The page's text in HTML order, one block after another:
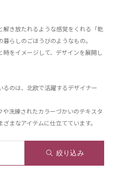
解き放たれるような感覚をくれる「乾
らしのごほうびのようなもの。
時をイメージして、デザインを展開し
るのは、北欧で活躍するデザイナー
や洗練されたカラーづかいのテキスタ
まなアイテムに仕立てています。
絞り込み